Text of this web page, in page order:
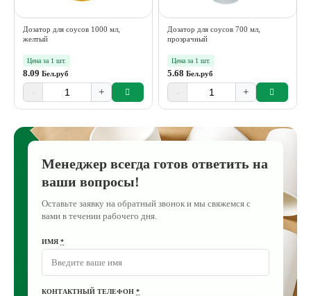
Дозатор для соусов 1000 мл,
желтый
Цена за 1 шт.
8.09 Бел.руб
- +
Дозатор для соусов 700 мл,
прозрачный
Цена за 1 шт.
5.68 Бел.руб
- +
Менеджер всегда готов ответить на
ваши вопросы!
Оставьте заявку на обратный звонок и мы свяжемся с
вами в течении рабочего дня.
ИМЯ *
КОНТАКТНЫЙ ТЕЛЕФОН *